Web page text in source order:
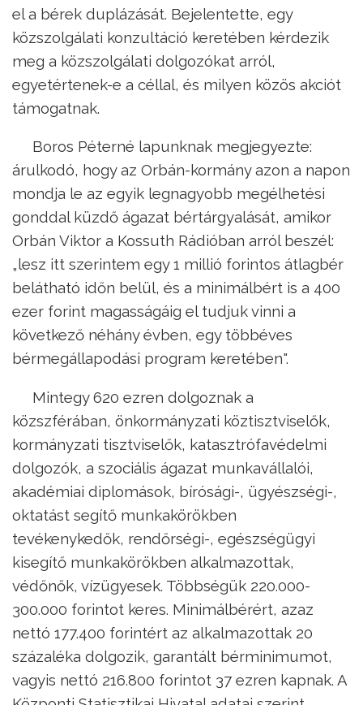
el a bérek duplázását. Bejelentette, egy
közszolgálati konzultáció keretében kérdezik
meg a közszolgálati dolgozókat arról,
egyetértenek-e a céllal, és milyen közös akciót
támogatnak.
Boros Péterné lapunknak megjegyezte:
árulkodó, hogy az Orbán-kormány azon a napon
mondja le az egyik legnagyobb megélhetési
gonddal küzdő ágazat bértárgyalását, amikor
Orbán Viktor a Kossuth Rádióban arról beszél:
„lesz itt szerintem egy 1 millió forintos átlagbér
belátható időn belül, és a minimálbért is a 400
ezer forint magasságáig el tudjuk vinni a
következő néhány évben, egy többéves
bérmegállapodási program keretében".
Mintegy 620 ezren dolgoznak a
közszférában, önkormányzati köztisztviselők,
kormányzati tisztviselők, katasztrófavédelmi
dolgozók, a szociális ágazat munkavállalói,
akadémiai diplomások, bírósági-, ügyészségi-,
oktatást segítő munkakörökben
tevékenykedők, rendőrségi-, egészségügyi
kisegítő munkakörökben alkalmazottak,
védőnők, vízügyesek. Többségük 220.000-
300.000 forintot keres. Minimálbérért, azaz
nettó 177.400 forintért az alkalmazottak 20
százaléka dolgozik, garantált bérminimumot,
vagyis nettó 216.800 forintot 37 ezren kapnak. A